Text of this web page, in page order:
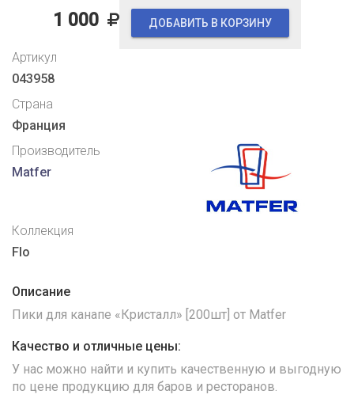
1 000 ДОБАВИТЬ В КОРЗИНУ
Артикул
043958
Страна
Франция
Производитель
Matfer
Коллекция
Flo
Описание
Пики для канапе «Кристалл» [200шт] от Matfer
Качество и отличные цены:
У нас можно найти и купить качественную и выгодную
по цене продукцию для баров и ресторанов.